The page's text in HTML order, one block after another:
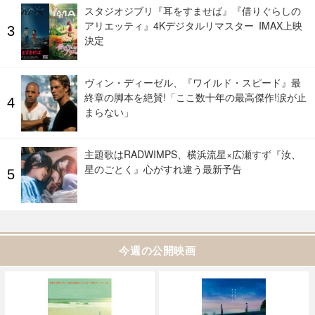
スタジオジブリ『耳をすませば』『借りぐらしの
アリエッティ』4Kデジタルリマスター IMAX上映
決定
ヴィン・ディーゼル、『ワイルド・スピード』最
終章の脚本を絶賛!「ここ数十年の最高傑作!涙が止
まらない」
主題歌はRADWIMPS、横浜流星×広瀬すず『汝、
星のごとく』心がすれ違う最新予告
今週の公開映画